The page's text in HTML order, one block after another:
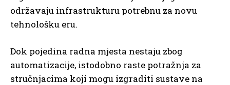
održavaju infrastrukturu potrebnu za novu
tehnološku eru.
Dok pojedina radna mjesta nestaju zbog
automatizacije, istodobno raste potražnja za
stručnjacima koji mogu izgraditi sustave na